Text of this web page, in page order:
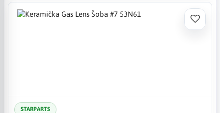
STARPARTS